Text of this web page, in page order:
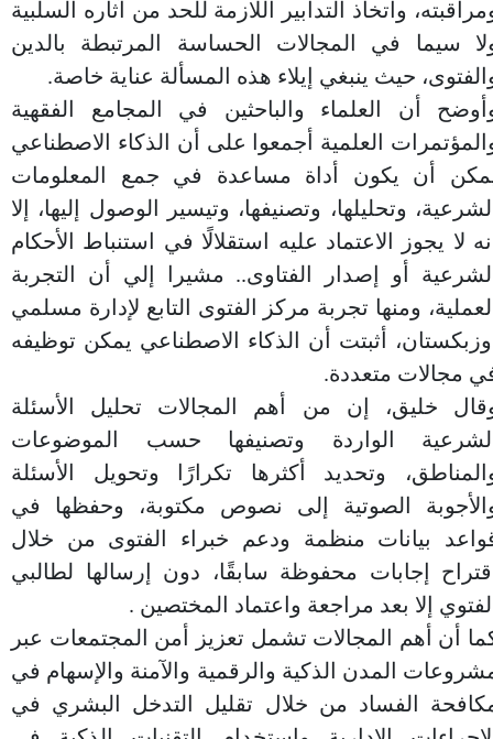
واتخاذ التدابير اللازمة للحد من آثاره السلبية
سيما في المجالات الحساسة المرتبطة بالدين
حيث ينبغي إيلاء هذه المسألة عناية خاصة.
أن العلماء والباحثين في المجامع الفقهية
العلمية أجمعوا على أن الذكاء الاصطناعي
أن يكون أداة مساعدة في جمع المعلومات
وتحليلها، وتصنيفها، وتيسير الوصول إليها، إلا
لا يجوز الاعتماد عليه استقلالًا في استنباط الأحكام
أو إصدار الفتاوى.. مشيرا إلي أن التجربة
ومنها تجربة مركز الفتوى التابع لإدارة مسلمي
أثبتت أن الذكاء الاصطناعي يمكن توظيفه
مجالات متعددة.
خليق، إن من أهم المجالات تحليل الأسئلة
الواردة وتصنيفها حسب الموضوعات
وتحديد أكثرها تكرارًا وتحويل الأسئلة
الصوتية إلى نصوص مكتوبة، وحفظها في
بيانات منظمة ودعم خبراء الفتوى من خلال
إجابات محفوظة سابقًا، دون إرسالها لطالبي
إلا بعد مراجعة واعتماد المختصين .
أن أهم المجالات تشمل تعزيز أمن المجتمعات عبر
المدن الذكية والرقمية والآمنة والإسهام في
الفساد من خلال تقليل التدخل البشري في